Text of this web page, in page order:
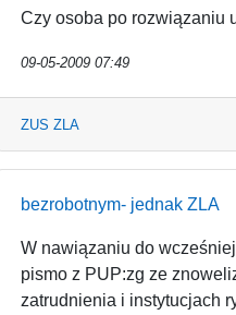
Czy osoba po rozwiązaniu
09-05-2009 07:49
ZUS ZLA
bezrobotnym- jednak ZLA
W nawiązaniu do
pismo z PUP:zg ze
zatrudnienia i instytucjach